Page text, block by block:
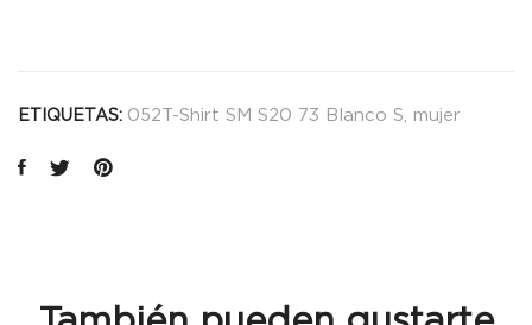
ETIQUETAS: 052T-Shirt SM S20 73 Blanco S mujer